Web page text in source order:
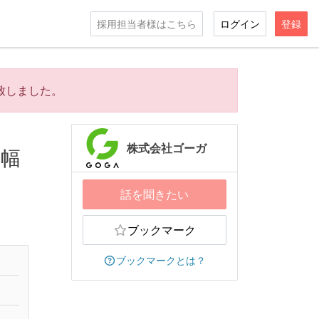
採用担当者様はこちら ログイン 登録
ました。
株式会社ゴーガ
話を聞きたい
ブックマーク
ブックマークとは？